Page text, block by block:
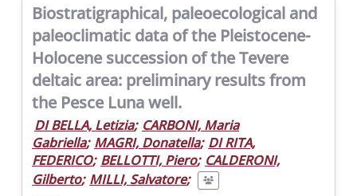
Biostratigraphical, paleoecological and
paleoclimatic data of the Pleistocene-
Holocene succession of the Tevere
deltaic area: preliminary results from
the Pesce Luna well.
DI BELLA, Letizia; CARBONI, Maria
Gabriella; MAGRI, Donatella; DI RITA,
FEDERICO; BELLOTTI, Piero; CALDERONI,
Gilberto; MILLI, Salvatore;